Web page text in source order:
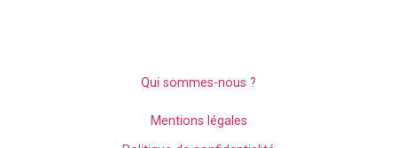
Qui sommes-nous ?
Mentions légales